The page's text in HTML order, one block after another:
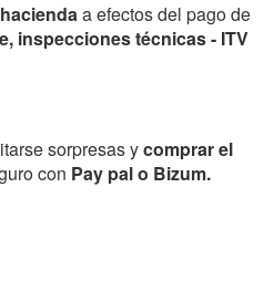
a efectos del pago de
inspecciones técnicas - ITV
sorpresas ycomprar el
con Pay pal o Bizum.